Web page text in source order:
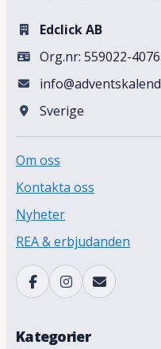
Edclick AB
Org.nr: 559022-4076
Sverige
Om oss
Kontakta oss
Nyheter
REA & erbjudanden
Kategorier